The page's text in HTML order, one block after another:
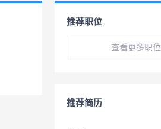
推荐职位
查看更多职位
推荐简历